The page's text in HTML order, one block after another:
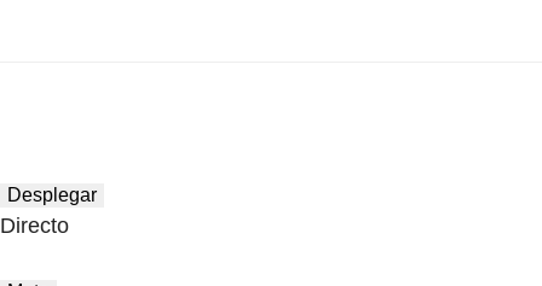
Desplegar
Directo